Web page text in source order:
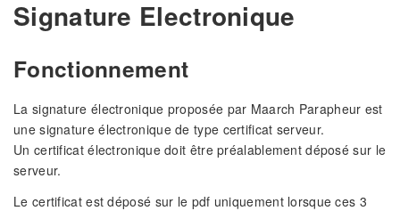
Signature Electronique
Fonctionnement
La signature électronique proposée par Maarch Parapheur est
une signature électronique de type certificat serveur.
Un certificat électronique doit être préalablement déposé sur le
serveur.
Le certificat est déposé sur le pdf uniquement lorsque ces 3